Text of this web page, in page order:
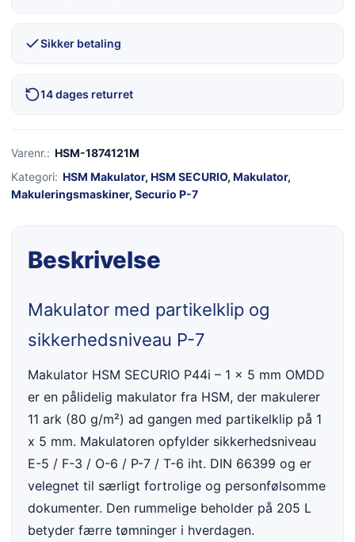
Sikker betaling
14 dages returret
Varenr.: HSM-1874121M
Kategori: HSM Makulator, HSM SECURIO, Makulator,
Makuleringsmaskiner, Securio P-7
Beskrivelse
Makulator med partikelklip og
sikkerhedsniveau P-7
Makulator HSM SECURIO P44i – 1 x 5 mm OMDD
er en pålidelig makulator fra HSM, der makulerer
11 ark (80 g/m²) ad gangen med partikelklip på 1
x 5 mm. Makulatoren opfylder sikkerhedsniveau
E-5 / F-3 / O-6 / P-7 / T-6 iht. DIN 66399 og er
velegnet til særligt fortrolige og personfølsomme
dokumenter. Den rummelige beholder på 205 L
betyder færre tømninger i hverdagen.